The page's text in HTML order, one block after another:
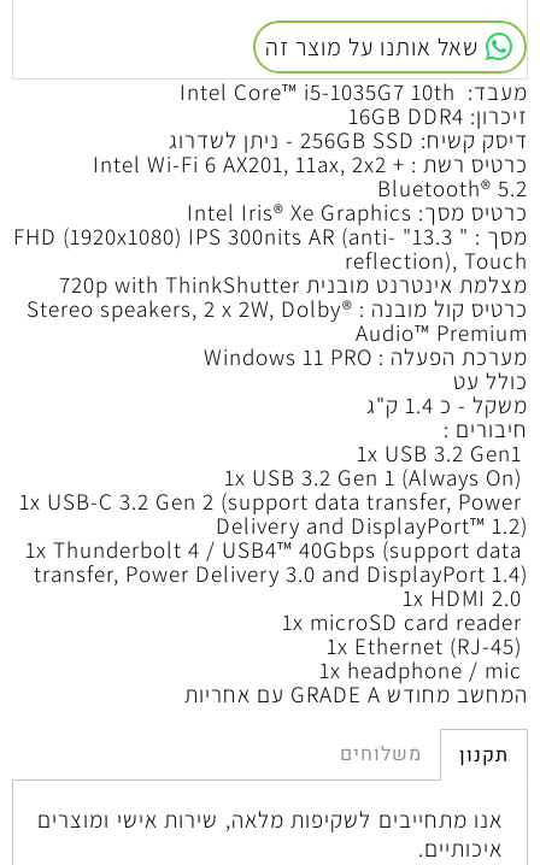
שאל אותנו על מוצר זה
מעבד: Intel Core™ i5-1035G7 10th
זיכרון: 16GB DDR4
דיסק קשיח: 256GB SSD - ניתן לשדרוג
כרטיס רשת : Intel Wi-Fi 6 AX201, 11ax, 2x2 +
Bluetooth® 5.2
כרטיס מסך: Intel Iris® Xe Graphics
מסך : " 13.3" FHD (1920x1080) IPS 300nits AR (anti-
reflection), Touch
מצלמת אינטרנט מובנית 720p with ThinkShutter
כרטיס קול מובנה : Stereo speakers, 2 x 2W, Dolby®
Audio™ Premium
מערכת הפעלה : Windows 11 PRO
כולל עט
משקל - כ 1.4 ק"ג
חיבורים :
1x USB-C 3.2 Gen 2 (support data transfer, Power
Delivery and DisplayPort™ 1.2)
1x Thunderbolt 4 / USB4™ 40Gbps (support data
transfer, Power Delivery 3.0 and DisplayPort 1.4)
המחשב מחודש GRADE A עם אחריות
תקנון משלוחים
אנו מתחייבים לשקיפות מלאה, שירות אישי ומוצרים
איכותיים.